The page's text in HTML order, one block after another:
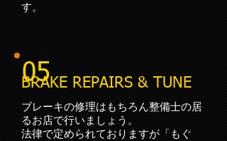
す。
05
BRAKE REPAIRS & TUNE
ブレーキの修理はもちろん整備士の居
るお店で行いましょう。
法律で定められておりますが「もぐ